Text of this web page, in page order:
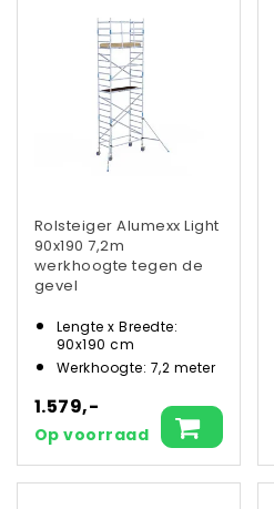
Rolsteiger Alumexx Light
90x190 7,2m
werkhoogte tegen de
gevel
Lengte x Breedte:
90x190 cm
Werkhoogte: 7,2 meter
1.579,-
Op voorraad